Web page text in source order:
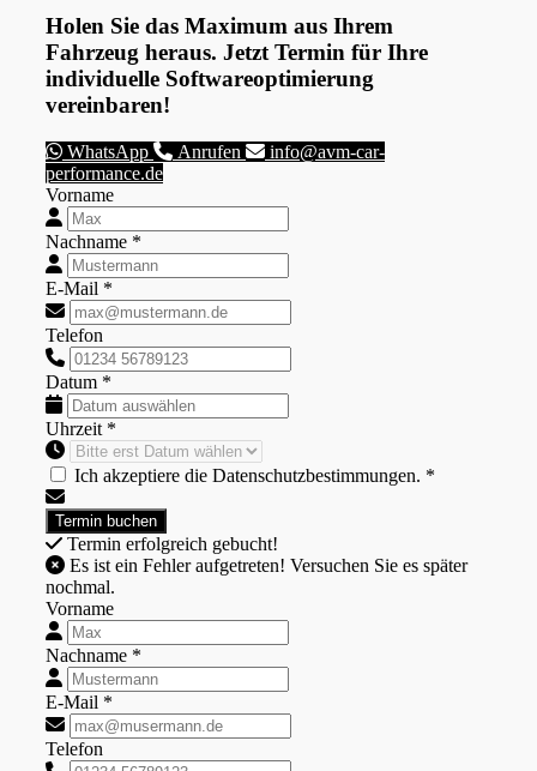
Holen Sie das Maximum aus Ihrem
Fahrzeug heraus. Jetzt Termin für Ihre
individuelle Softwareoptimierung
vereinbaren!
WhatsApp Anrufen
info@avm-car-
performance.de
Vorname
Nachname *
E-Mail *
Telefon
Datum *
Uhrzeit *
Ich akzeptiere die Datenschutzbestimmungen. *
Termin erfolgreich gebucht!
nochmal.
Vorname
Nachname *
E-Mail *
Telefon